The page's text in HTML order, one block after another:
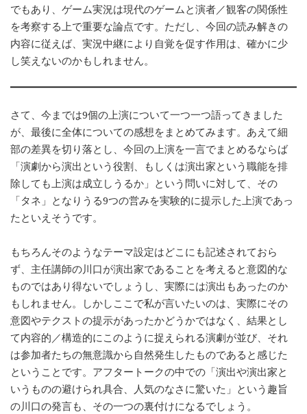
でもあり、ゲーム実況は現代のゲームと演者／観客の関係性
を考察する上で重要な論点です。ただし、今回の読み解きの
内容に従えば、実況中継により自覚を促す作用は、確かに少
し笑えないのかもしれません。
さて、今までは9個の上演について一つ一つ語ってきました
が、最後に全体についての感想をまとめてみます。あえて細
部の差異を切り落とし、今回の上演を一言でまとめるならば
「演劇から演出という役割、もしくは演出家という職能を排
除しても上演は成立しうるか」という問いに対して、その
「タネ」となりうる9つの営みを実験的に提示した上演であっ
たといえそうです。
もちろんそのようなテーマ設定はどこにも記述されておら
ず、主任講師の川口が演出家であることを考えると意図的な
ものではあり得ないでしょうし、実際には演出もあったのか
もしれません。しかしここで私が言いたいのは、実際にその
意図やテクストの提示があったかどうかではなく、結果とし
て内容的／構造的にこのように捉えられる演劇が並び、それ
は参加者たちの無意識から自然発生したものであると感じた
ということです。アフタートークの中での「演出や演出家と
いうものの避けられ具合、人気のなさに驚いた」という趣旨
の川口の発言も、その一つの裏付けになるでしょう。